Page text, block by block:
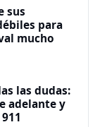
sus
para
mucho
las dudas:
adelante y